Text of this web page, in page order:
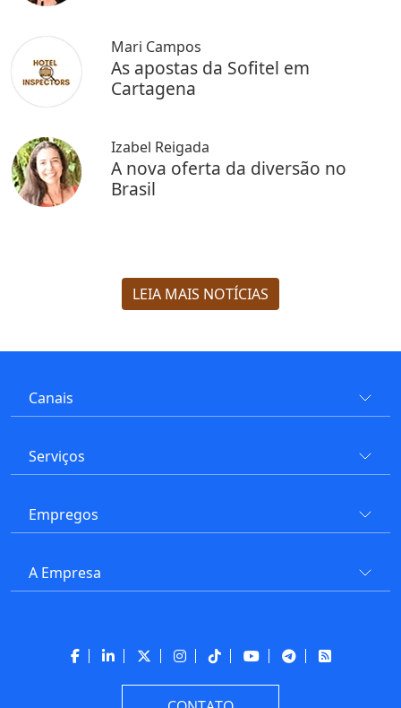
Mari Campos
As apostas da Sofitel em
Cartagena
Izabel Reigada
A nova oferta da diversão no
Brasil
LEIA MAIS NOTÍCIAS
Canais
Serviços
Empregos
A Empresa